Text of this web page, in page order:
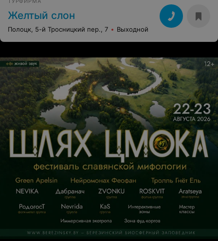
Желтый слон
Полоцк, 5-й Тросницкий пер., 7 Выходной